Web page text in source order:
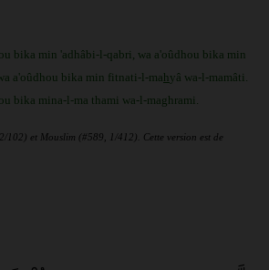
bika min 'adhâbi-l-qabri, wa a'oûdhou bika min
a'oûdhou bika min fitnati-l-mahyâ wa-l-mamâti.
bika mina-l-ma thami wa-l-maghrami.
et Mouslim (#589, 1/412). Cette version est de